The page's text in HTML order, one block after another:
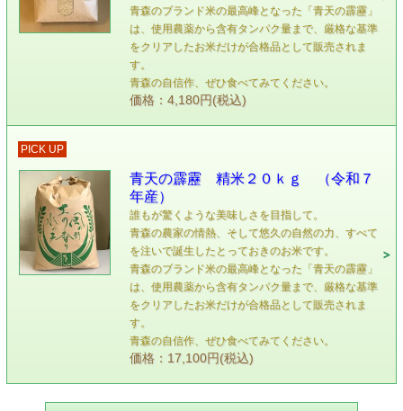
青森のブランド米の最高峰となった「青天の霹靂」
は、使用農薬から含有タンパク量まで、厳格な基準
をクリアしたお米だけが合格品として販売されま
す。
青森の自信作、ぜひ食べてみてください。
価格：4,180円(税込)
PICK UP
青天の霹靂 精米２０ｋｇ （令和７
年産）
誰もが驚くような美味しさを目指して。
青森の農家の情熱、そして悠久の自然の力、すべて
を注いで誕生したとっておきのお米です。
青森のブランド米の最高峰となった「青天の霹靂」
は、使用農薬から含有タンパク量まで、厳格な基準
をクリアしたお米だけが合格品として販売されま
す。
青森の自信作、ぜひ食べてみてください。
価格：17,100円(税込)